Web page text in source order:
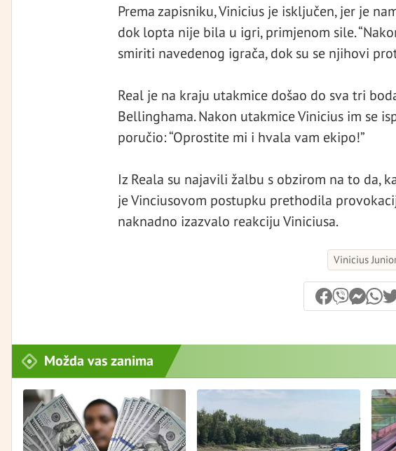
Prema zapisniku, Vinicius je isključen, jer je
dok lopta nije bila u igri, primjenom sile.
smiriti navedenog igrača, dok su se njihovi
Real je na kraju utakmice došao do sva tri
Bellinghama. Nakon utakmice Vinicius im se
poručio: “Oprostite mi i hvala vam ekipo!”
Iz Reala su najavili žalbu s obzirom na to da,
je Vinciusovom postupku prethodila
naknadno izazvalo reakciju Viniciusa.
Vinicius
Možda vas zanima